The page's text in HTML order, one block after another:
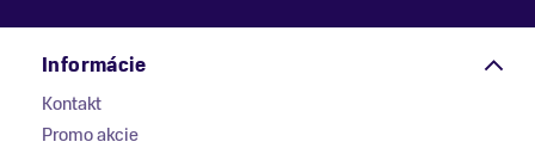
Informácie
Kontakt
Promo akcie